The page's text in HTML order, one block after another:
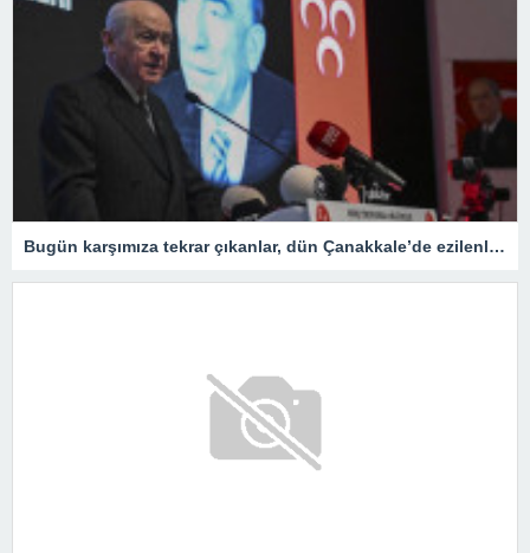
Bugün karşımıza tekrar çıkanlar, dün Çanakkale’de ezilenlerdir